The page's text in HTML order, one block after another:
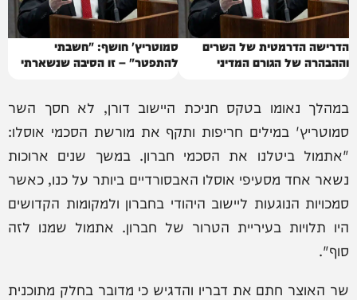
הדרישה הדרמטית של השרים
וההבהרה של הגורם המדיני
סמוטריץ' חושף: "חשבתי
להתפטר" – זו הסיבה שנשארתי
במהלך נאומו בטקס חניכת היישוב דורן, לא חסך השר
סמוטריץ' במילים חריפות ותקף את מורשת הסכמי אוסלו:
"אתמול ביטלנו את הסכמי חברון. במשך שנים ארוכות
נשאר אחד מסעיפי אוסלו האבסורדיים ביותר על כנו, כאשר
סמכויות הנוגעות ליישוב היהודי בחברון ולמקומות הקדושים
היו תלויות בעיריית הטרור של חברון. אתמול שמנו לזה
סוף".
שר האוצר חתם את דבריו והדגיש כי מדובר בחלק מתוכנית